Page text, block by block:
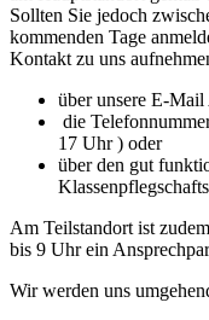
Sollten Sie jedoch
kommenden Tage
Kontakt zu uns
über unsere E-
die
17 Uhr ) oder
über den gut
Am Teilstandort ist
bis 9 Uhr ein
Wir werden uns